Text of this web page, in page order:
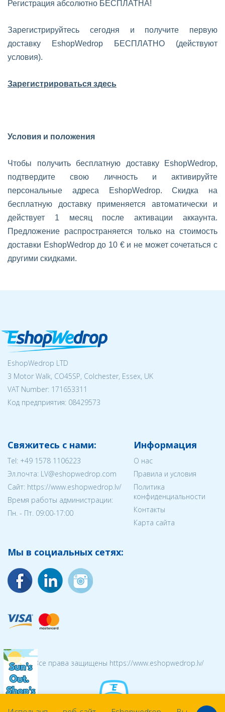
Регистрация абсолютно БЕСПЛАТНА!
Зарегистрируйтесь сегодня и получите первую
доставку EshopWedrop БЕСПЛАТНО (действуют
условия).
Зарегистрироваться здесь
Условия и положения
Чтобы получить бесплатную доставку EshopWedrop,
подтвердите свою личность и активируйте
персональные адреса EshopWedrop. Скидка на
бесплатную доставку применяется автоматически и
действует 1 месяц после активации аккаунта.
Предложение распространяется только на стоимость
доставки EshopWedrop до 10 € и не может сочетаться с
другими скидками.
EshopWedrop LTD
3 Motor Walk, CO45SP, Colchester, Essex, UK
VAT Number: 171653311
Код предприятия: 08429573
Свяжитесь с нами:
Tel: +49 1578 1106223
Эл.почта: LV@eshopwedrop.com
Cайт: https://www.eshopwedrop.lv/
Время работы администрации:
Пн. - Пт. 09:00-17:00
Информация
О нас
Правила и условия
Политика
конфиденциальности
Контакты
Карта сайта
Мы в социальных сетях:
© 2026 Все права защищены https://www.eshopwedrop.lv/